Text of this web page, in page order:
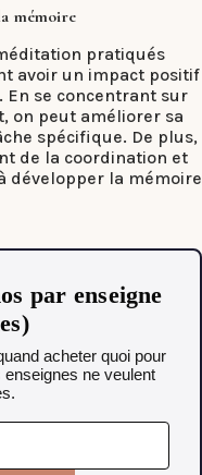
mémoire
pratiqués
avoir un impact positif
se concentrant sur
on peut améliorer sa
spécifique. De plus,
de la coordination et
développer la mémoire
par enseigne
acheter quoi pour
ne veulent